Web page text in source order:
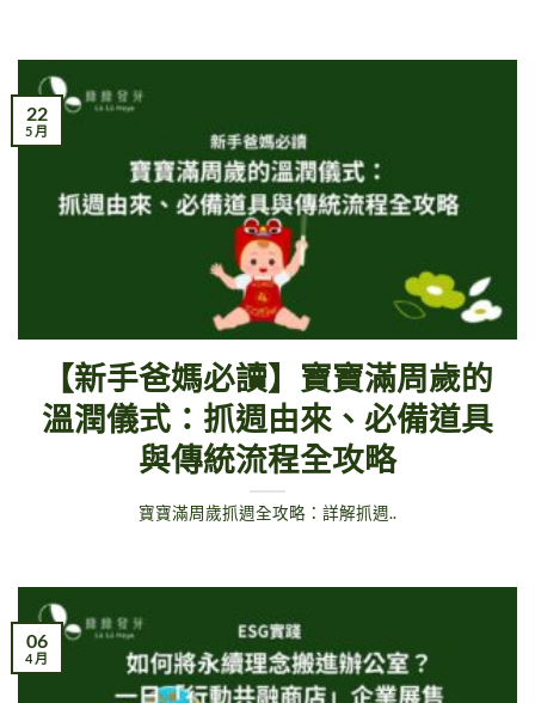
【新手爸媽必讀】寶寶滿周歲的
溫潤儀式：抓週由來、必備道具
與傳統流程全攻略
寶寶滿周歲抓週全攻略：詳解抓週..
22
5 月
06
4 月